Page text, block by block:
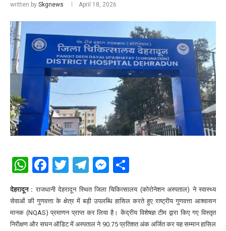
written by Skgnews April 18, 2026
WhatsApp
Facebook
Twitter
Telegram
Messenger
देहरादून : राजधानी देहरादून स्थित जिला चिकित्सालय (कोरोनेशन अस्पताल) ने स्वास्थ्य
सेवाओं की गुणवत्ता के क्षेत्र में बड़ी उपलब्धि हासिल करते हुए राष्ट्रीय गुणवत्ता आश्वासन
मानक (NQAS) प्रमाणन प्राप्त कर लिया है। केंद्रीय विशेषज्ञ टीम द्वारा किए गए विस्तृत
निरीक्षण और सघन ऑडिट में अस्पताल ने 90.75 प्रतिशत अंक अर्जित कर यह सम्मान हासिल